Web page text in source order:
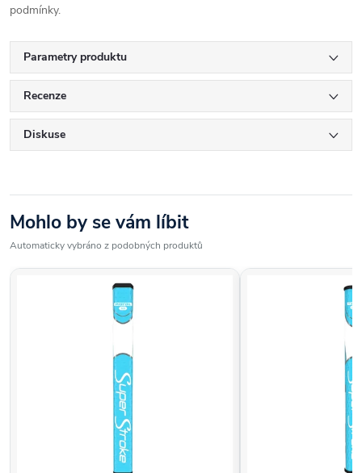
podmínky.
Parametry produktu
Recenze
Diskuse
Mohlo by se vám líbit
Automaticky vybráno z podobných produktů